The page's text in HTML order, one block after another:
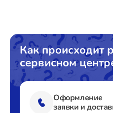
Как происходит
сервисном
Оформление
заявки и